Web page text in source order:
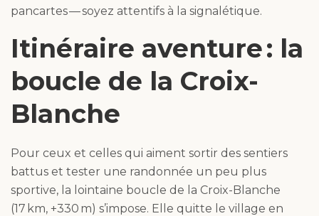
pancartes — soyez attentifs à la signalétique.
Itinéraire aventure : la
boucle de la Croix-
Blanche
Pour ceux et celles qui aiment sortir des sentiers
battus et tester une randonnée un peu plus
sportive, la lointaine boucle de la Croix-Blanche
(17 km, +330 m) s’impose. Elle quitte le village en